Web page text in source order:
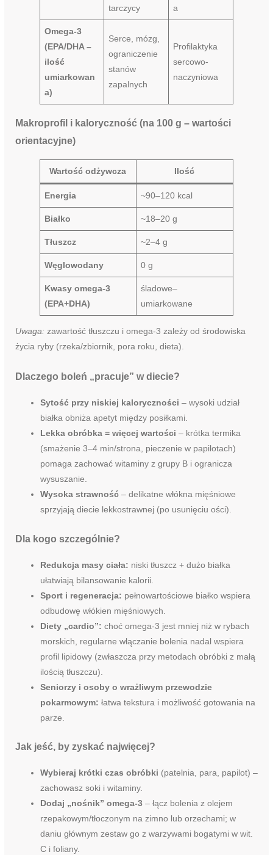
tarczycy a
Omega-3
(EPA/DHA –
ilość
umiarkowan
a)
Serce, mózg,
ograniczenie
stanów
zapalnych
Profilaktyka
sercowo-
naczyniowa
Makroprofil i kaloryczność (na 100 g – wartości
orientacyjne)
Wartość odżywcza Ilość
Energia ~90–120 kcal
Białko ~18–20 g
Tłuszcz ~2–4 g
Węglowodany 0 g
Kwasy omega-3
(EPA+DHA)
śladowe–
umiarkowane
Uwaga:zawartość tłuszczu i omega-3 zależy od środowiska
życia ryby (rzeka/zbiornik, pora roku, dieta).
Dlaczego boleń „pracuje” w diecie?
Sytość przy niskiej kaloryczności – wysoki udział
białka obniża apetyt między posiłkami.
Lekka obróbka = więcej wartości – krótka termika
(smażenie 3–4 min/strona, pieczenie w papilotach)
pomaga zachować witaminy z grupy B i ogranicza
wysuszanie.
Wysoka strawność– delikatne włókna mięśniowe
sprzyjają diecie lekkostrawnej (po usunięciu ości).
Dla kogo szczególnie?
Redukcja masy ciała: niski tłuszcz + dużo białka
ułatwiają bilansowanie kalorii.
Sport i regeneracja: pełnowartościowe białko wspiera
odbudowę włókien mięśniowych.
Diety „cardio”: choć omega-3 jest mniej niż w rybach
morskich, regularne włączanie bolenia nadal wspiera
profil lipidowy (zwłaszcza przy metodach obróbki z małą
ilością tłuszczu).
Seniorzy i osoby o wrażliwym przewodzie
pokarmowym: łatwa tekstura i możliwość gotowania na
parze.
Jak jeść, by zyskać najwięcej?
Wybieraj krótki czas obróbki (patelnia, para, papilot) –
zachowasz soki i witaminy.
Dodaj „nośnik” omega-3– łącz bolenia z olejem
rzepakowym/tłoczonym na zimno lub orzechami; w
daniu głównym zestaw go z warzywami bogatymi w wit.
C i foliany.